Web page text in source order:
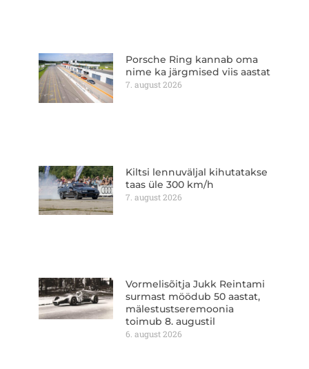
Porsche Ring kannab oma
nime ka järgmised viis aastat
7. august 2026
Kiltsi lennuväljal kihutatakse
taas üle 300 km/h
7. august 2026
Vormelisõitja Jukk Reintami
surmast möödub 50 aastat,
mälestustseremoonia
toimub 8. augustil
6. august 2026